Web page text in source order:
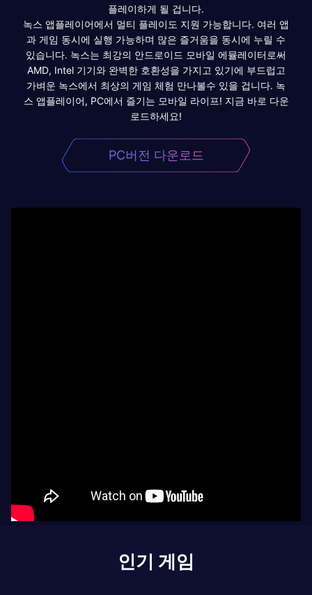
플레이하게 될 겁니다.
녹스 앱플레이어에서 멀티 플레이도 지원 가능합니다. 여러 앱
과 게임 동시에 실행 가능하며 많은 즐거움을 동시에 누릴 수
있습니다. 녹스는 최강의 안드로이드 모바일 에뮬레이터로써
AMD, Intel 기기와 완벽한 호환성을 가지고 있기에 부드럽고
가벼운 녹스에서 최상의 게임 체험 만나볼수 있을 겁니다. 녹
스 앱플레이어, PC에서 즐기는 모바일 라이프! 지금 바로 다운
로드하세요!
PC버전 다운로드
인기 게임